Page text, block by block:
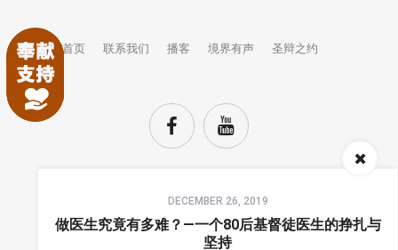
DECEMBER 26, 2019
做医生究竟有多难？—一个80后基督徒医生的挣扎与
坚持
首页 联系我们 播客 境界有声 圣辩之约